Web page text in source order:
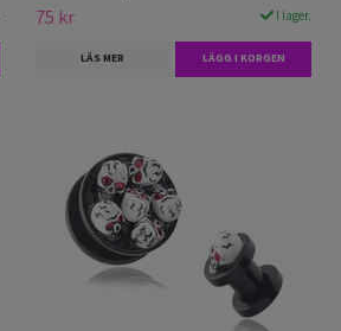
75 kr I lager.
LÄS MER LÄGG I KORGEN